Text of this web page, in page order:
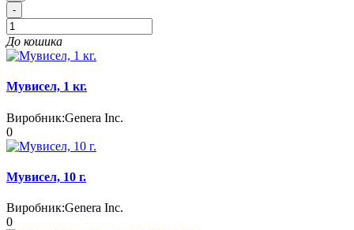
-
До кошика
Мувисел, 1 кг.
Виробник:Genera Inc.
0
Мувисел, 10 г.
Виробник:Genera Inc.
0